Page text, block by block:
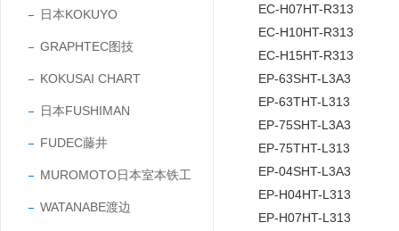
日本KOKUYO
GRAPHTEC图技
KOKUSAI CHART
日本FUSHIMAN
FUDEC藤井
MUROMOTO日本室本铁工
WATANABE渡边
EC-H07HT-R313
EC-H10HT-R313
EC-H15HT-R313
EP-63SHT-L3A3
EP-63THT-L313
EP-75SHT-L3A3
EP-75THT-L313
EP-04SHT-L3A3
EP-H04HT-L313
EP-H07HT-L313